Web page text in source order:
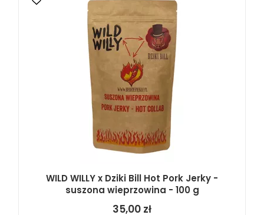
WILD WILLY x Dziki Bill Hot Pork Jerky -
suszona wieprzowina - 100 g
35,00 zł